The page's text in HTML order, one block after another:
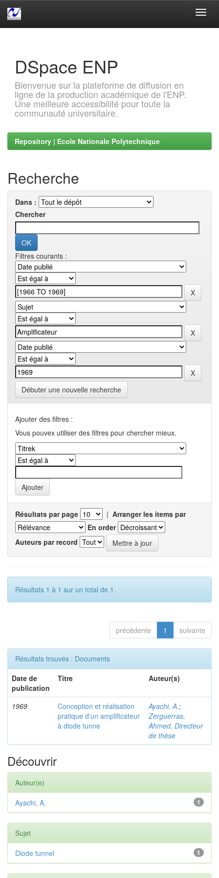
DSpace ENP
Bienvenue sur la plateforme de diffusion en
ligne de la production académique de l'ENP.
Une meilleure accessibilité pour toute la
communauté universitaire.
Repository | Ecole Nationale Polytechnique
Recherche
Dans :
Chercher
Filtres courants :
Débuter une nouvelle recherche
Ajouter des filtres :
Vous pouvex utiliser des filtres pour chercher mieux.
Résultats par page | Arranger les items par
En order
Auteurs par record
Résultats 1 à 1 sur un total de 1.
précédente 1 suivante
Résultats trouvés : Documents
Date de
publication
Titre Auteur(s)
1969
Conception et réalisation
pratique d'un amplificateur
à diode tunne
Ayachi, A.;
Zerguerras,
Ahmed, Directeur
de thèse
Découvrir
Auteur(e)
1
Ayachi, A.
Sujet
1
Diode tunnel